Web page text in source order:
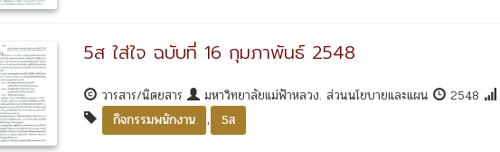
5ส ใส่ใจ ฉบับที่ 16 กุมภาพันธ์ 2548
วารสาร/นิตยสาร มหาวิทยาลัยแม่ฟ้าหลวง. ส่วนนโยบายและแผน 2548
กิจกรรมพนักงาน
, 5ส